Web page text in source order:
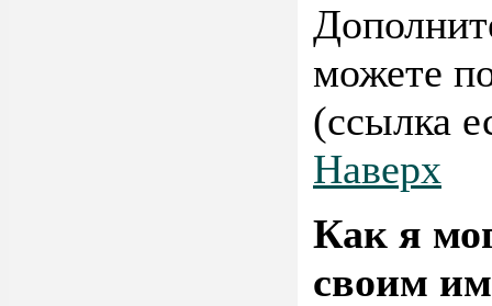
можете
(ссылка
Наверх
Как я
своим